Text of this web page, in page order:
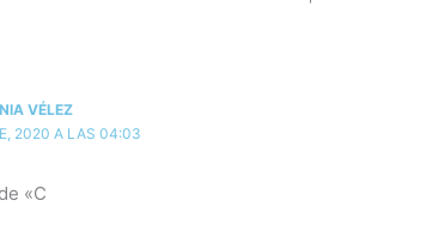
VÉLEZ
2020 A LAS 04:03
«C